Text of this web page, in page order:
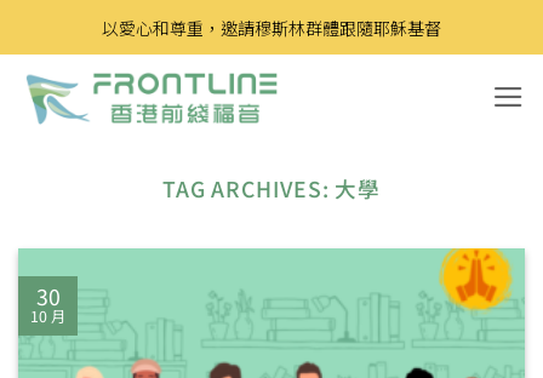
to
content
以愛心和尊重，邀請穆斯林群體跟隨耶穌基督
TAG ARCHIVES: 大學
30
10 月